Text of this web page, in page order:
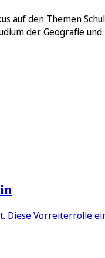
den Themen
der Geografie
Diese Vorreiterrolle